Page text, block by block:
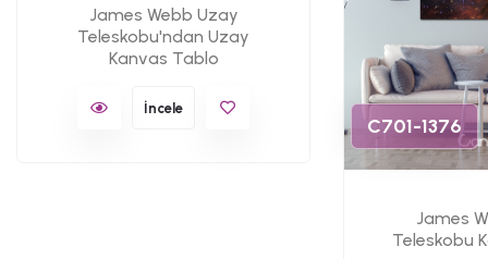
James Webb Uzay
Teleskobu'ndan Uzay
Kanvas Tablo
İncele
C701-1376
James
Teleskobu